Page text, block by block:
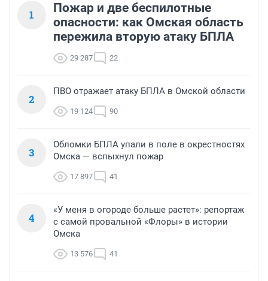
1
Пожар и две беспилотные
опасности: как Омская область
пережила вторую атаку БПЛА
29 287 22
2
ПВО отражает атаку БПЛА в Омской области
19 124 90
3
Обломки БПЛА упали в поле в окрестностях
Омска — вспыхнул пожар
17 897 41
4
«У меня в огороде больше растет»: репортаж
с самой провальной «Флоры» в истории
Омска
13 576 41